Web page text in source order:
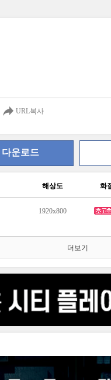
URL복사
다운로드
해상도 화
1920x800
더보기